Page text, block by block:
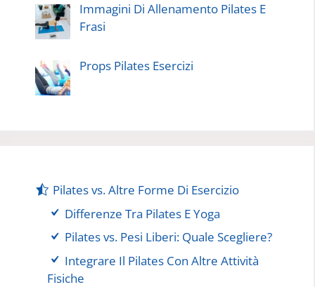
Immagini Di Allenamento Pilates E
Frasi
Props Pilates Esercizi
Pilates vs. Altre Forme Di Esercizio
Differenze Tra Pilates E Yoga
Pilates vs. Pesi Liberi: Quale Scegliere?
Integrare Il Pilates Con Altre Attività
Fisiche